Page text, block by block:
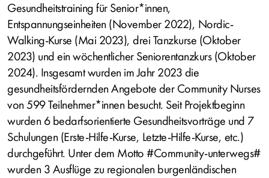
Gesundheitstraining für Senior*innen,
Entspannungseinheiten (November 2022), Nordic-
Walking-Kurse (Mai 2023), drei Tanzkurse (Oktober
2023) und ein wöchentlicher Seniorentanzkurs (Oktober
2024). Insgesamt wurden im Jahr 2023 die
gesundheitsfördernden Angebote der Community Nurses
von 599 Teilnehmer*innen besucht. Seit Projektbeginn
wurden 6 bedarfsorientierte Gesundheitsvorträge und 7
Schulungen (Erste-Hilfe-Kurse, Letzte-Hilfe-Kurse, etc.)
durchgeführt. Unter dem Motto #Community-unterwegs#
wurden 3 Ausflüge zu regionalen burgenländischen